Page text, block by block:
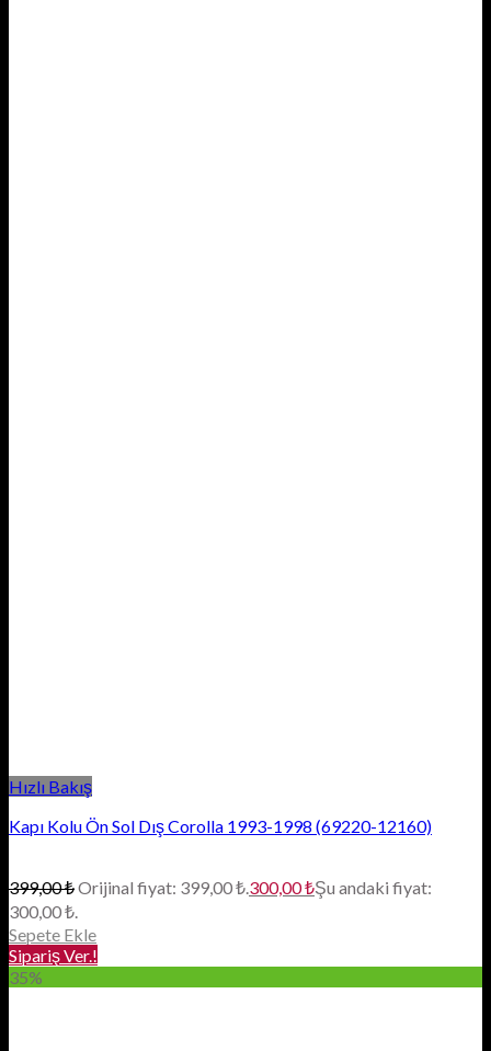
Hızlı Bakış
Kapı Kolu Ön Sol Dış Corolla 1993-1998 (69220-12160)
399,00₺Orijinal fiyat: 399,00 ₺.300,00₺Şu andaki fiyat:
300,00 ₺.
Sepete Ekle
Sipariş Ver.!
35%